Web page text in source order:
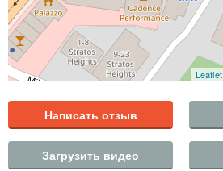
Leaflet
Написать отзыв
Загрузить видео